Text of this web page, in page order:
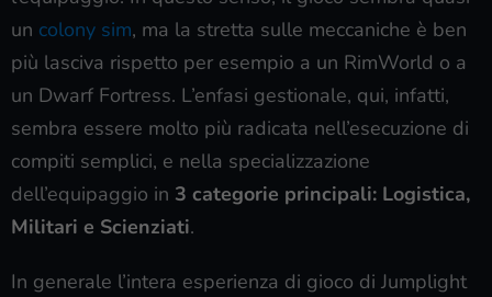
un colony sim, ma la stretta sulle meccaniche è ben
più lasciva rispetto per esempio a un RimWorld o a
un Dwarf Fortress. L’enfasi gestionale, qui, infatti,
sembra essere molto più radicata nell’esecuzione di
compiti semplici, e nella specializzazione
dell’equipaggio in 3 categorie principali: Logistica,
Militari e Scienziati.
In generale l’intera esperienza di gioco di Jumplight